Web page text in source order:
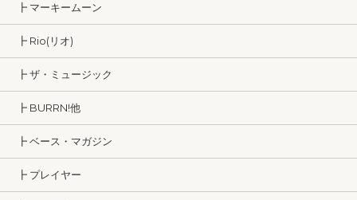
┣ マーキームーン
┣ Rio(リオ)
┣ ザ・ミュージック
┣ BURRN!他
┣ ベース・マガジン
┣ プレイヤー